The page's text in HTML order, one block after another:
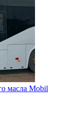
масла Mobil